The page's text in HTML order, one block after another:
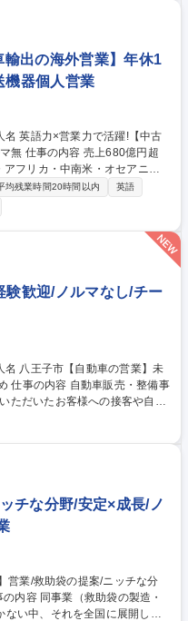
品の配送 ・配送時の注文伺
ーズのヒアリングと課題解決の
）や先輩との同乗研修で、商品
ます。独り立ち後も手厚くフォ
出の海外営業】年休1
機器個人営業
円超
フリカ・中南米・オセアニア
を展開する当社にて、中古車輸
業経験を活かし
す。海外顧客とのやり取りは英
寧に学べる環境が整っています
トからお任せ■海外顧客へのヒ
・フォローアップ■中古車オー
報収集・分析■WEBサイトへ
職種 英語力×営
127日/個人ノルマ無
均残業時間20時間以内
英語
験歓迎/ノルマなし/チー
事
ただいたお客様への接客や自動
識や営業経験がない方でも、手
） ■納車までのフォローアップ
よるマンツーマンサポートがあ
が整っています。個人の営業ノ
す。【業務内容の変更範囲】当
チな分野/安定×成長/ノ
い中、それを全国に展開して